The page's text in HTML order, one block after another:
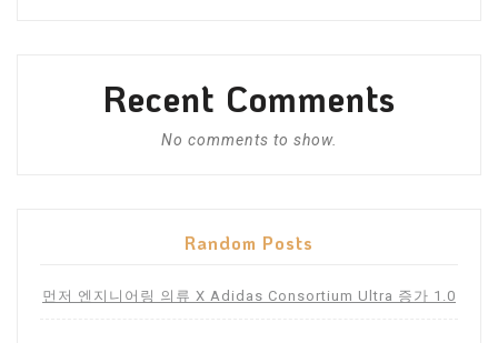
Recent Comments
No comments to show.
Random Posts
먼저 엔지니어링 의류 X Adidas Consortium Ultra 증가 1.0